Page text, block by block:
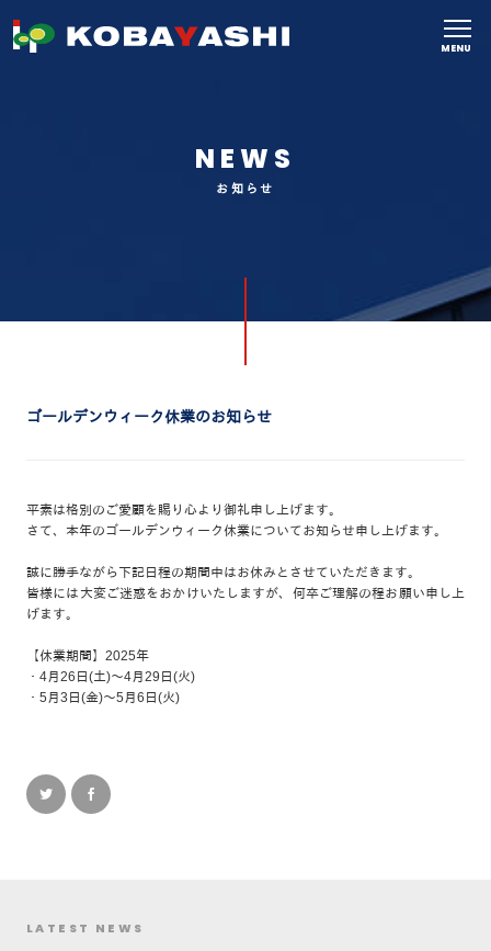
MENU
NEWS
お知らせ
ゴールデンウィーク休業のお知らせ
平素は格別のご愛顧を賜り心より御礼申し上げます。
さて、本年のゴールデンウィーク休業についてお知らせ申し上げます。
誠に勝手ながら下記日程の期間中はお休みとさせていただきます。
皆様には大変ご迷惑をおかけいたしますが、何卒ご理解の程お願い申し上
げます。
【休業期間】2025年
・4月26日(土)～4月29日(火)
・5月3日(金)～5月6日(火)
LATEST NEWS